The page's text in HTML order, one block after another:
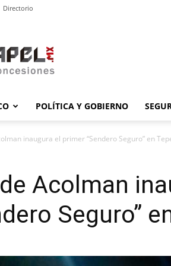
Directorio
POLÍTICA Y GOBIERNO
inaugura el primer “Sendero Seguro” en
Acolman
Seguro”